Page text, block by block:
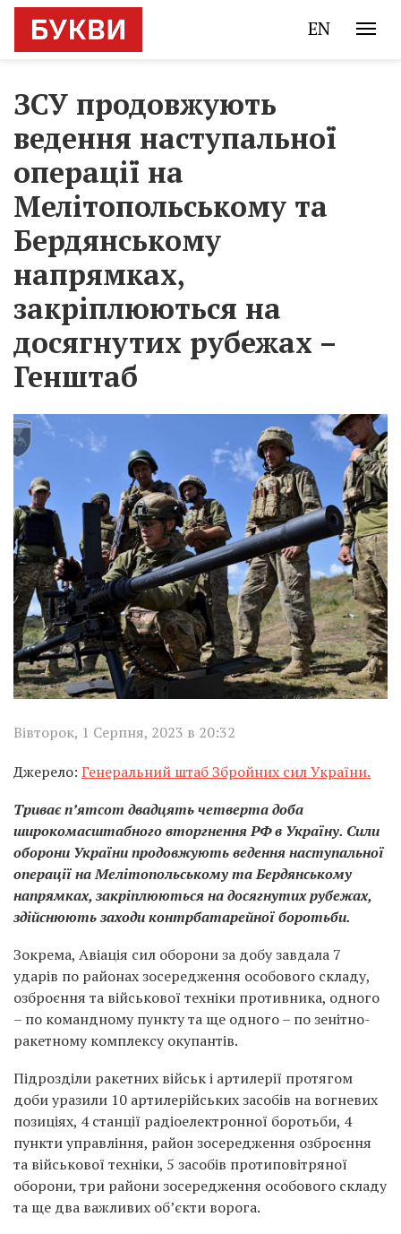
EN
ЗСУ продовжують
ведення наступальної
операції на
Мелітопольському та
Бердянському
напрямках,
закріплюються на
досягнутих рубежах –
Генштаб
Вівторок, 1 Серпня, 2023 в 20:32
Джерело: Генеральний штаб Збройних сил України.
Триває п’ятсот двадцять четверта доба
широкомасштабного вторгнення РФ в Україну. Сили
оборони України продовжують ведення наступальної
операції на Мелітопольському та Бердянському
напрямках, закріплюються на досягнутих рубежах,
здійснюють заходи контрбатарейної боротьби.
Зокрема, Авіація сил оборони за добу завдала 7
ударів по районах зосередження особового складу,
озброєння та військової техніки противника, одного
– по командному пункту та ще одного – по зенітно-
ракетному комплексу окупантів.
Підрозділи ракетних військ і артилерії протягом
доби уразили 10 артилерійських засобів на вогневих
позиціях, 4 станції радіоелектронної боротьби, 4
пункти управління, район зосередження озброєння
та військової техніки, 5 засобів протиповітряної
оборони, три райони зосередження особового складу
та ще два важливих об’єкти ворога.